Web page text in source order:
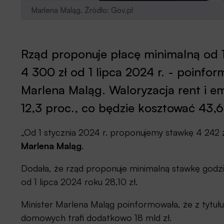
Marlena Maląg. Źródło: Gov.pl
Rząd proponuje płacę minimalną
4 300 zł od 1 lipca 2024 r. -
Marlena Maląg. Waloryzacja rent i
12,3 proc., co będzie kosztować 43,6
„Od 1 stycznia 2024 r. proponujemy stawkę 4
Marlena Maląg.
Dodała, że rząd proponuje minimalną stawkę
od 1 lipca 2024 roku 28,10 zł.
Minister Marlena Maląg poinformowała, że z
domowych trafi dodatkowo 18 mld zł.